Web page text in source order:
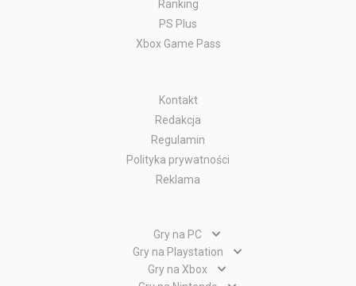
Ranking
PS Plus
Xbox Game Pass
Kontakt
Redakcja
Regulamin
Polityka prywatności
Reklama
Gry na PC
Gry PC
Gry WWW
Gry na Playstation
Gry PlayStation 5
Gry na Xbox